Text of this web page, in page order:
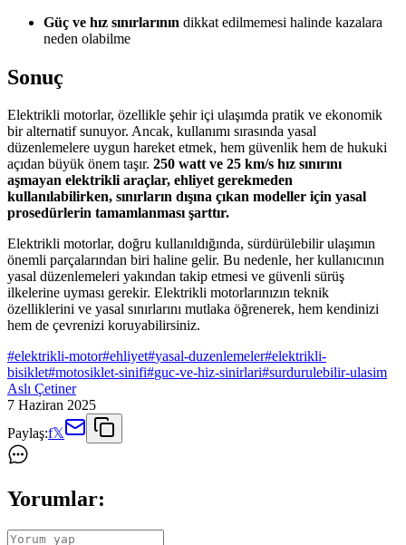
Güç ve hız sınırlarının dikkat edilmemesi halinde kazalara
neden olabilme
Sonuç
Elektrikli motorlar, özellikle şehir içi ulaşımda pratik ve ekonomik
bir alternatif sunuyor. Ancak, kullanımı sırasında yasal
düzenlemelere uygun hareket etmek, hem güvenlik hem de hukuki
açıdan büyük önem taşır. 250 watt ve 25 km/s hız sınırını
aşmayan elektrikli araçlar, ehliyet gerekmeden
kullanılabilirken, sınırların dışına çıkan modeller için yasal
prosedürlerin tamamlanması şarttır.
Elektrikli motorlar, doğru kullanıldığında, sürdürülebilir ulaşımın
önemli parçalarından biri haline gelir. Bu nedenle, her kullanıcının
yasal düzenlemeleri yakından takip etmesi ve güvenli sürüş
ilkelerine uyması gerekir. Elektrikli motorlarınızın teknik
özelliklerini ve yasal sınırlarını mutlaka öğrenerek, hem kendinizi
hem de çevrenizi koruyabilirsiniz.
#elektrikli-motor#ehliyet#yasal-duzenlemeler#elektrikli-
bisiklet#motosiklet-sinifi#guc-ve-hiz-sinirlari#surdurulebilir-ulasim
Aslı Çetiner
7 Haziran 2025
Paylaş:f𝕏
Yorumlar: